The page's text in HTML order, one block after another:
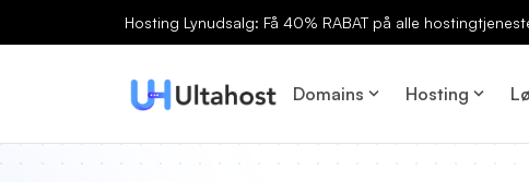
Hosting Lynudsalg: Få 40% RABAT på alle
Domains Hosting